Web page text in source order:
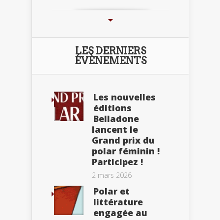
LES DERNIERS
ÉVÈNEMENTS
Les nouvelles
éditions
Belladone
lancent le
Grand prix du
polar féminin !
Participez !
2 mars 2026
Polar et
littérature
engagée au